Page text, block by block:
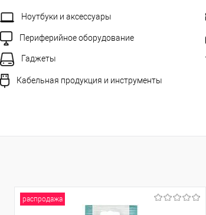
Ноутбуки и аксессуары
Периферийное оборудование
Гаджеты
Кабельная продукция и инструменты
распродажа